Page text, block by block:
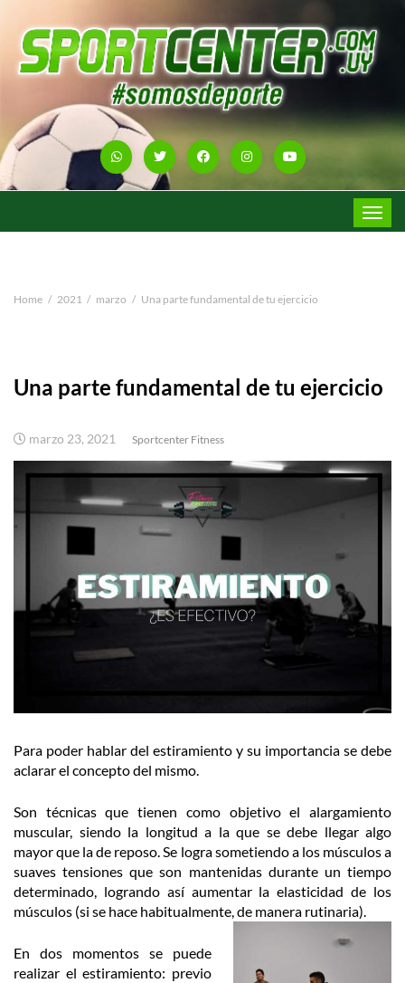
Toggle
Home 2021 marzo Una parte fundamental de tu ejercicio
Una parte fundamental de tu ejercicio
marzo 23, 2021 Sportcenter Fitness
Para poder hablar del estiramiento y su importancia se debe
aclarar el concepto del mismo.
Son técnicas que tienen como objetivo el alargamiento
muscular, siendo la longitud a la que se debe llegar algo
mayor que la de reposo. Se logra sometiendo a los músculos a
suaves tensiones que son mantenidas durante un tiempo
determinado, logrando así aumentar la elasticidad de los
músculos (si se hace habitualmente, de manera rutinaria).
En dos momentos se puede
realizar el estiramiento: previo